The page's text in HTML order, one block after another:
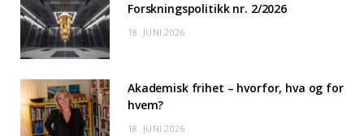
Forskningspolitikk nr. 2/2026
18. JUNI 2026
Akademisk frihet – hvorfor, hva og for
hvem?
18. JUNI 2026